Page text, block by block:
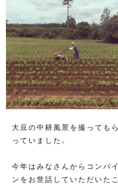
大豆の中耕風景を撮ってもら
っていました。
今年はみなさんからコンバイ
ンをお世話していただいたこ